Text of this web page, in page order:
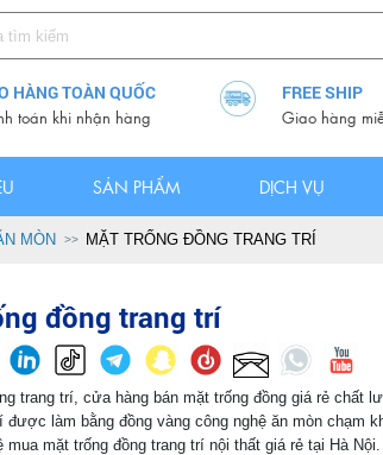
HÀNG TOÀN QUỐC
toán khi nhận hàng
FREE SHIP
Giao hàng
SẢN PHẨM DỊCH VỤ
MÒN MẶT TRỐNG ĐỒNG TRANG TRÍ
đồng trang trí
trang trí, cửa hàng bán mặt trống đồng giá rẻ chất
được làm bằng đồng vàng công nghệ ăn mòn chạm
mua mặt trống đồng trang trí nội thất giá rẻ tại Hà Nội.